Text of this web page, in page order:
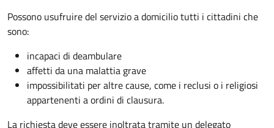
Possono usufruire del servizio a domicilio tutti i cittadini che
sono:
incapaci di deambulare
affetti da una malattia grave
impossibilitati per altre cause, come i reclusi o i religiosi
appartenenti a ordini di clausura.
La richiesta deve essere inoltrata tramite un delegato